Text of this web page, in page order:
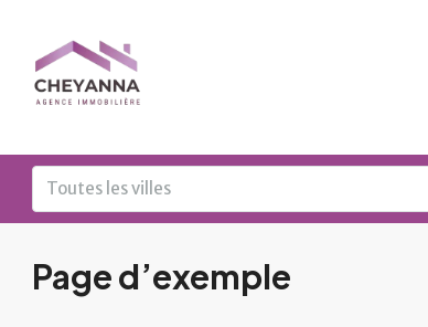
Toutes les villes
Page d’exemple